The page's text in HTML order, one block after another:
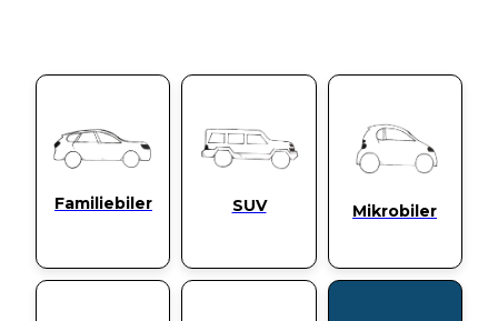
Familiebiler SUV Mikrobiler